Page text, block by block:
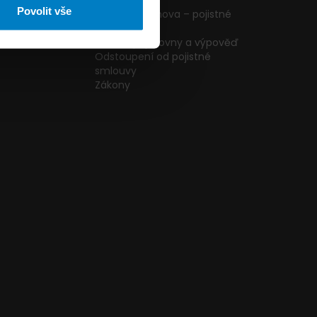
Povolit vše
Pojištění domova – pojistné
podmínky
Změna pojišťovny a výpověď
Odstoupení od pojistné
smlouvy
Zákony